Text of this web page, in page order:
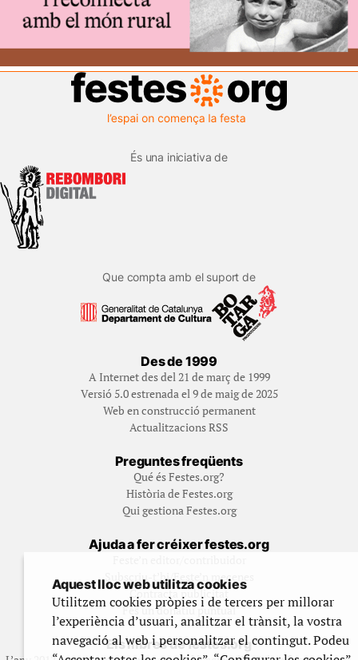
És una iniciativa de
Que compta amb el suport de
Des de 1999
A Internet des del 21 de març de 1999
Versió 5.0 estrenada el 9 de maig de 2025
Web en construcció permanent
Actualitzacions RSS
Preguntes freqüents
Qué és Festes.org?
Història de Festes.org
Qui gestiona Festes.org
Ajuda a fer créixer festes.org
Subscriu-t’hi/Feste’n mecenes
Contracta publicitat
Fes un donatiu puntual
Els llibres de festes.org
Aquest lloc web utilitza cookies
Utilitzem cookies pròpies i de tercers per millorar
l’experiència d’usuari, analitzar el trànsit, la vostra
navegació al web i personalitzar el contingut. Podeu